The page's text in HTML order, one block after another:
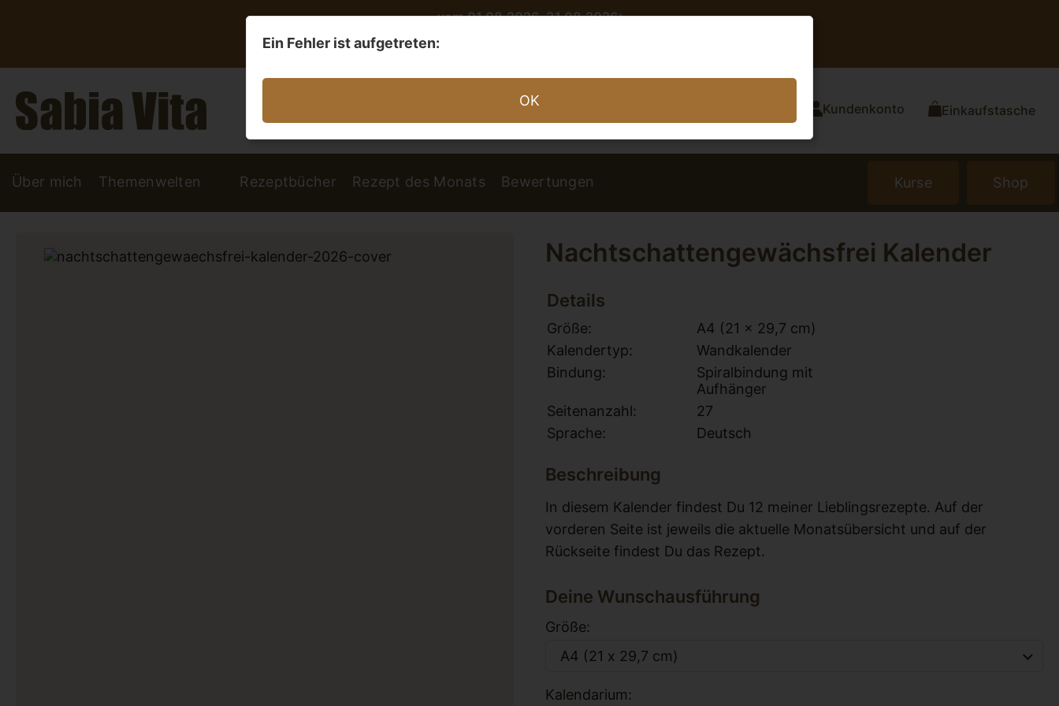
vom 01.08.2026–31.08.2026:
Kundenkonto Einkaufstasche
Über mich Themenwelten Rezeptbücher Rezept des Monats Bewertungen Shop
Kurse
Nachtschattengewächsfrei Kalender
Größe:
A4 (21 x 29,7 cm)
Kalendertyp:
Wandkalender
Bindung:
Spiralbindung mit
Aufhänger
Seitenanzahl:
27
Sprache:
Deutsch
In diesem Kalender findest Du 12 meiner Lieblingsrezepte. Auf der
vorderen Seite ist jeweils die aktuelle Monatsübersicht und auf der
Rückseite findest Du das Rezept.
Größe:
Kalendarium:
Ein Fehler ist aufgetreten:
OK